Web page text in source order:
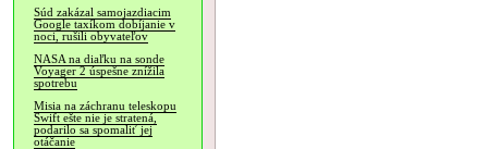
Súd zakázal samojazdiacim
Google taxíkom dobíjanie v
noci, rušili obyvateľov
NASA na diaľku na sonde
Voyager 2 úspešne znížila
spotrebu
Misia na záchranu teleskopu
Swift ešte nie je stratená,
podarilo sa spomaliť jej
otáčanie